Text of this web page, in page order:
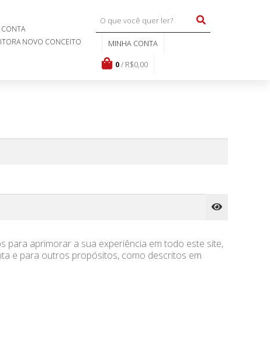
NOVO CONCEITO
MINHA CONTA
0/ R$0,00
DEVOLUÇÕES
MINHA
0
R$
para aprimorar a sua experiência em todo este site,
e para outros propósitos, como descritos em